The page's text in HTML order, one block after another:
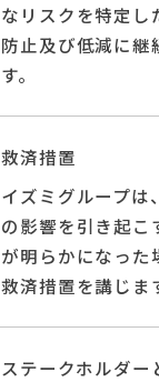
なリスクを特定し
防止及び低減に継
す。
救済措置
イズミグループは
の影響を引き起こ
が明らかになった
救済措置を講じま
ステークホルダー